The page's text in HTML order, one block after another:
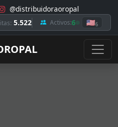
@distribuidoraoropal
5.522 Activos:6 🇺🇸6